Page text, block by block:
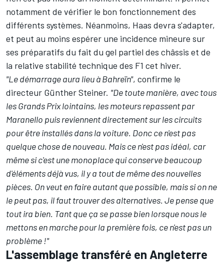
notamment de vérifier le bon fonctionnement des
différents systèmes. Néanmoins, Haas devra s'adapter,
et peut au moins espérer une incidence mineure sur
ses préparatifs du fait du gel partiel des châssis et de
la relative stabilité technique des F1 cet hiver.
"Le démarrage aura lieu à Bahreïn", confirme le
directeur Günther Steiner. "De toute manière, avec tous
les Grands Prix lointains, les moteurs repassent par
Maranello puis reviennent directement sur les circuits
pour être installés dans la voiture. Donc ce n'est pas
quelque chose de nouveau. Mais ce n'est pas idéal, car
même si c'est une monoplace qui conserve beaucoup
d'éléments déjà vus, il y a tout de même des nouvelles
pièces. On veut en faire autant que possible, mais si on ne
le peut pas, il faut trouver des alternatives. Je pense que
tout ira bien. Tant que ça se passe bien lorsque nous le
mettons en marche pour la première fois, ce n'est pas un
problème !"
L'assemblage transféré en Angleterre